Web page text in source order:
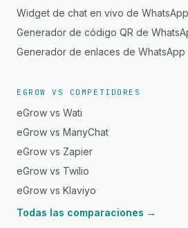
Widget de chat en vivo de WhatsApp
Generador de código QR de
Generador de enlaces de WhatsApp
EGROW VS COMPETIDORES
eGrow vs Wati
eGrow vs ManyChat
eGrow vs Zapier
eGrow vs Twilio
eGrow vs Klaviyo
Todas las comparaciones →